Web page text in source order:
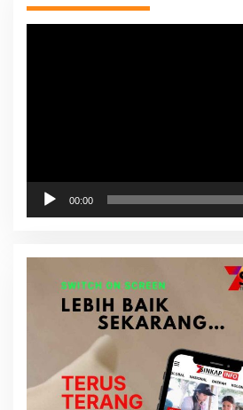
Pemutar
00:00